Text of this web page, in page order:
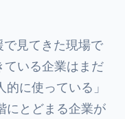
で見てきた現場で
ている企業はまだ
に使っている」
にとどまる企業が